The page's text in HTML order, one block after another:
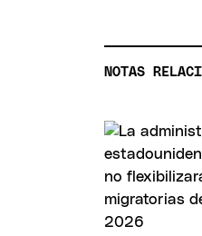
NOTAS